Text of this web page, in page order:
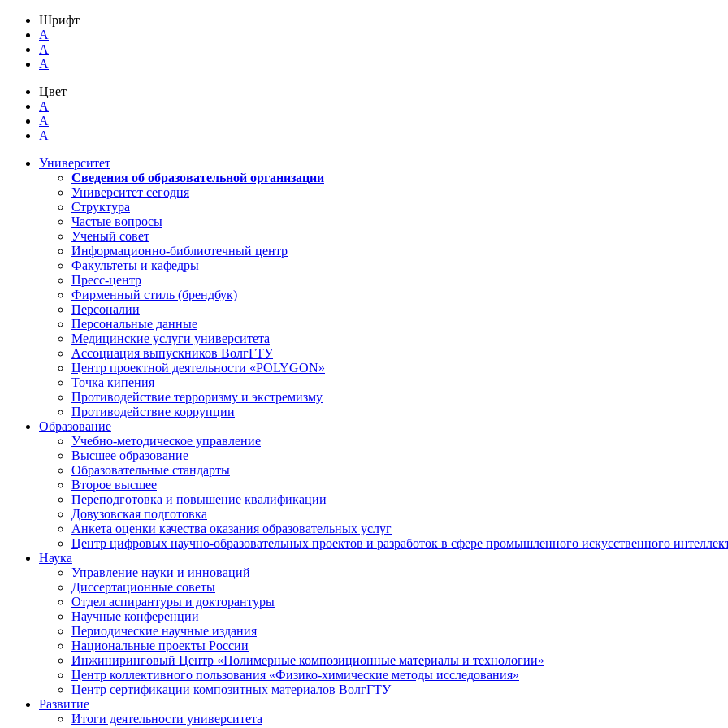
Шрифт
A
A
A
Цвет
A
A
A
Университет
Сведения об образовательной организации
Университет сегодня
Структура
Частые вопросы
Ученый совет
Информационно-библиотечный центр
Факультеты и кафедры
Пресс-центр
Фирменный стиль (брендбук)
Персоналии
Персональные данные
Медицинские услуги университета
Ассоциация выпускников ВолгГТУ
Центр проектной деятельности «POLYGON»
Точка кипения
Противодействие терроризму и экстремизму
Противодействие коррупции
Образование
Учебно-методическое управление
Высшее образование
Образовательные стандарты
Второе высшее
Переподготовка и повышение квалификации
Довузовская подготовка
Анкета оценки качества оказания образовательных услуг
Центр цифровых научно-образовательных проектов и разработок в сфере промышленного искусственного
Наука
Управление науки и инноваций
Диссертационные советы
Отдел аспирантуры и докторантуры
Научные конференции
Периодические научные издания
Национальные проекты России
Инжиниринговый Центр «Полимерные композиционные материалы и технологии»
Центр коллективного пользования «Физико-химические методы исследования»
Центр сертификации композитных материалов ВолгГТУ
Развитие
Итоги деятельности университета